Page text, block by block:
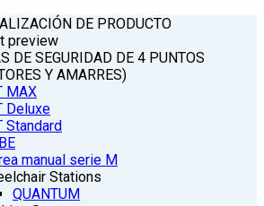
DE PRODUCTO
DE SEGURIDAD DE 4 PUNTOS
Y AMARRES)
MAX
Deluxe
Standard
manual serie M
Stations
QUANTUM